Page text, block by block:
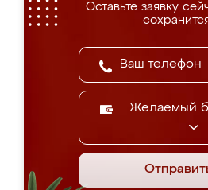
Оставьте заявку
Желаемый